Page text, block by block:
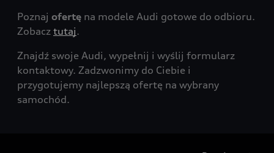
Poznaj ofertę na modele Audi gotowe do odbioru.
Zobacz tutaj.
Znajdź swoje Audi, wypełnij i wyślij formularz
kontaktowy. Zadzwonimy do Ciebie i
przygotujemy najlepszą ofertę na wybrany
samochód.